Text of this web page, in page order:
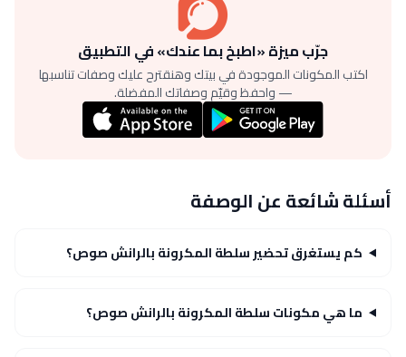
جرّب ميزة «اطبخ بما عندك» في التطبيق
اكتب المكونات الموجودة في بيتك وهنقترح عليك وصفات تناسبها
— واحفظ وقيّم وصفاتك المفضلة.
أسئلة شائعة عن الوصفة
كم يستغرق تحضير سلطة المكرونة بالرانش صوص؟
ما هي مكونات سلطة المكرونة بالرانش صوص؟